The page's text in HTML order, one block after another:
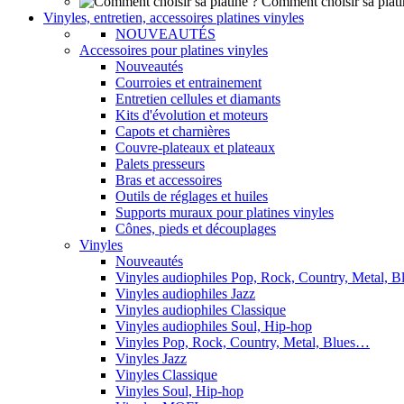
Vinyles, entretien, accessoires platines vinyles
NOUVEAUTÉS
Accessoires pour platines vinyles
Nouveautés
Courroies et entrainement
Entretien cellules et diamants
Kits d'évolution et moteurs
Capots et charnières
Couvre-plateaux et plateaux
Palets presseurs
Bras et accessoires
Outils de réglages et huiles
Supports muraux pour platines vinyles
Cônes, pieds et découplages
Vinyles
Nouveautés
Vinyles audiophiles Pop, Rock, Country, Metal,
Vinyles audiophiles Jazz
Vinyles audiophiles Classique
Vinyles audiophiles Soul, Hip-hop
Vinyles Pop, Rock, Country, Metal, Blues…
Vinyles Jazz
Vinyles Classique
Vinyles Soul, Hip-hop